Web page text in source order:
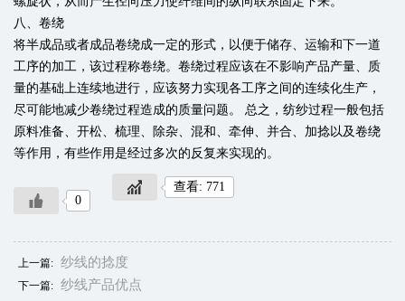
八、卷绕
将半成品或者成品卷绕成一定的形式，以便于储存、运输和下一道
工序的加工，该过程称卷绕。卷绕过程应该在不影响产品产量、质
量的基础上连续地进行，应该努力实现各工序之间的连续化生产，
尽可能地减少卷绕过程造成的质量问题。 总之，纺纱过程一般包括
原料准备、开松、梳理、除杂、混和、牵伸、并合、加捻以及卷绕
等作用，有些作用是经过多次的反复来实现的。
0
查看: 771
上一篇: 纱线的捻度
下一篇: 纱线产品优点